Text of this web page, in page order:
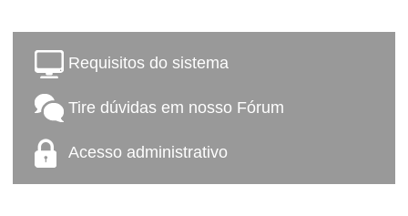
Requisitos do sistema
Tire dúvidas em nosso Fórum
Acesso administrativo